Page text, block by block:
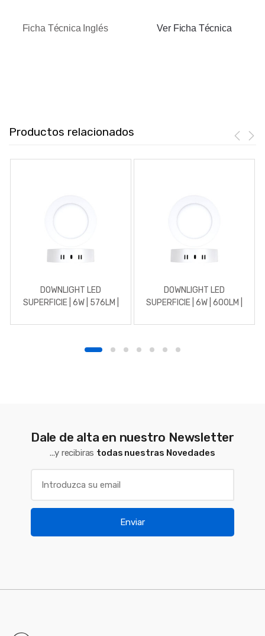
Ficha Técnica Inglés Ver Ficha Técnica
Productos relacionados
DOWNLIGHT LED
SUPERFICIE | 6W | 576LM |
BLANCO
DOWNLIGHT LED
SUPERFICIE | 6W | 600LM |
Dale de alta en nuestro Newsletter
...y recibiras todas nuestras Novedades
Enviar